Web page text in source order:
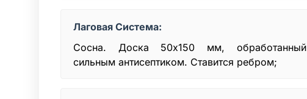
Лаговая Система:
Сосна. Доска 50x150 мм, обработанный
сильным антисептиком. Ставится ребром;